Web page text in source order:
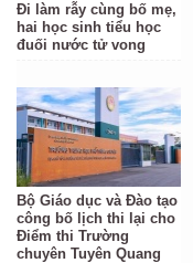
Đi làm rẫy cùng bố mẹ,
hai học sinh tiểu học
đuối nước tử vong
Bộ Giáo dục và Đào tạo
công bố lịch thi lại cho
Điểm thi Trường
chuyên Tuyên Quang